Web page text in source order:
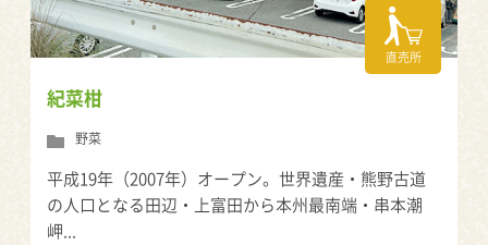
直売所
紀菜柑
野菜
平成19年（2007年）オープン。世界遺産・熊野古道
の人口となる田辺・上富田から本州最南端・串本潮
岬...